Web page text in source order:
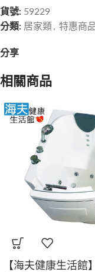
貨號: 59229
分類: 居家類 , 特惠商
分享
相關商品
【海夫健康生活館